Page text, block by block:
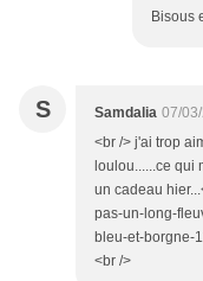
Bisous
S Samdalia 07/
<br /> j'ai trop
loulou......ce qui
un cadeau
pas-un-long-
bleu-et-borgne-
<br />